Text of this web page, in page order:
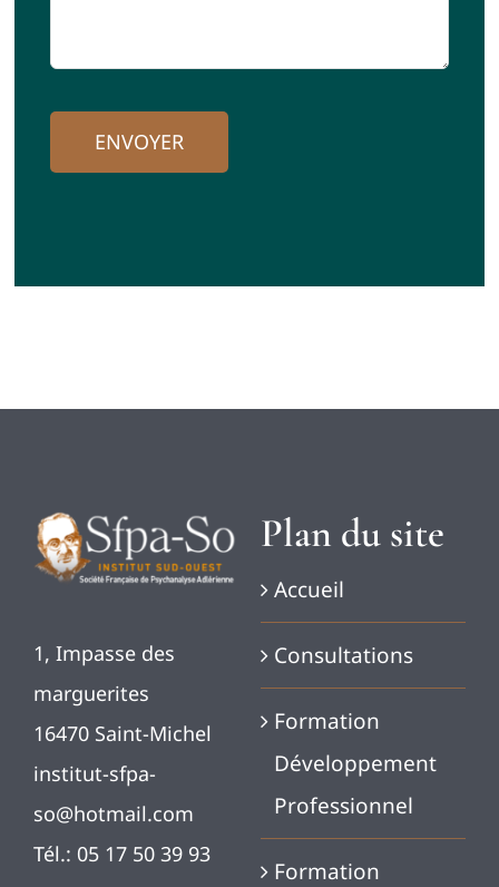
ENVOYER
1, Impasse des
marguerites
16470 Saint-Michel
institut-sfpa-
so@hotmail.com
Tél.: 05 17 50 39 93
Plan du site
Accueil
Consultations
Formation
Développement
Professionnel
Formation